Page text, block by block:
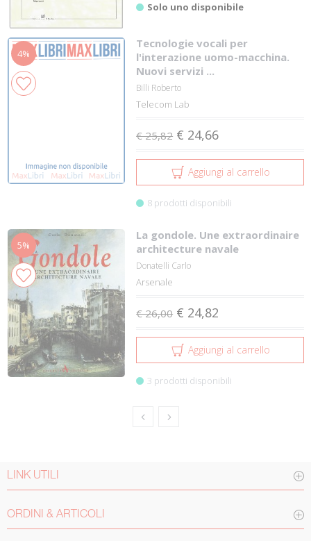
Solo uno disponibile
4%
Tecnologie vocali per
l'interazione uomo-macchina.
Nuovi servizi ...
Billi Roberto
Telecom Lab
€ 25,82 € 24,66
Aggiungi al carrello
8 prodotti disponibili
5%
La gondole. Une extraordinaire
architecture navale
Donatelli Carlo
Arsenale
€ 26,00 € 24,82
Aggiungi al carrello
3 prodotti disponibili
LINK UTILI
ORDINI & ARTICOLI